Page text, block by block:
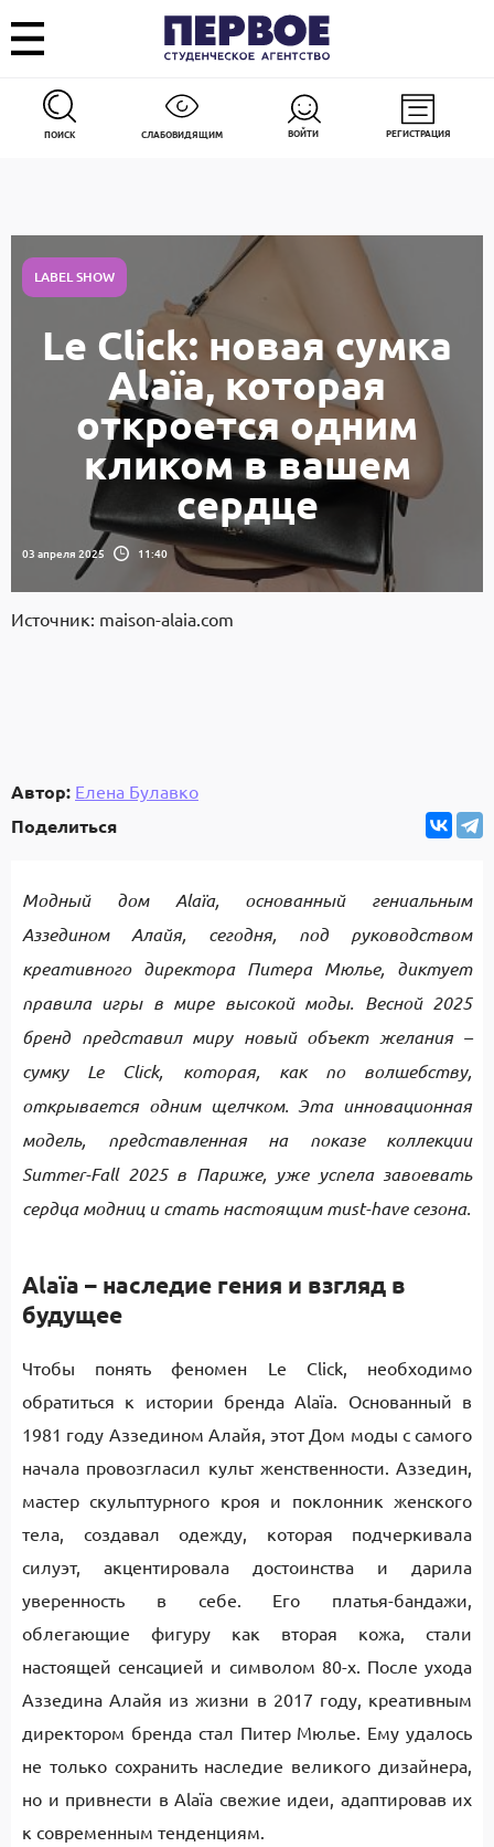
ПОИСК СЛАБОВИДЯЩИМ ВОЙТИ РЕГИСТРАЦИЯ
LABEL SHOW
Le Click: новая сумка
Alaïa, которая
откроется одним
кликом в вашем
сердце
03 апреля 2025 11:40
Источник: maison-alaia.com
Автор: Елена Булавко
Поделиться
Модный дом Alaïa, основанный гениальным
Аззедином Алайя, сегодня, под руководством
креативного директора Питера Мюлье, диктует
правила игры в мире высокой моды. Весной 2025
бренд представил миру новый объект желания –
сумку Le Click, которая, как по волшебству,
открывается одним щелчком. Эта инновационная
модель, представленная на показе коллекции
Summer-Fall 2025 в Париже, уже успела завоевать
сердца модниц и стать настоящим must-have сезона.
Alaïa – наследие гения и взгляд в
будущее
Чтобы понять феномен Le Click, необходимо
обратиться к истории бренда Alaïa. Основанный в
1981 году Аззедином Алайя, этот Дом моды с самого
начала провозгласил культ женственности. Аззедин,
мастер скульптурного кроя и поклонник женского
тела, создавал одежду, которая подчеркивала
силуэт, акцентировала достоинства и дарила
уверенность в себе. Его платья-бандажи,
облегающие фигуру как вторая кожа, стали
настоящей сенсацией и символом 80-х. После ухода
Аззедина Алайя из жизни в 2017 году, креативным
директором бренда стал Питер Мюлье. Ему удалось
не только сохранить наследие великого дизайнера,
но и привнести в Alaïa свежие идеи, адаптировав их
к современным тенденциям.